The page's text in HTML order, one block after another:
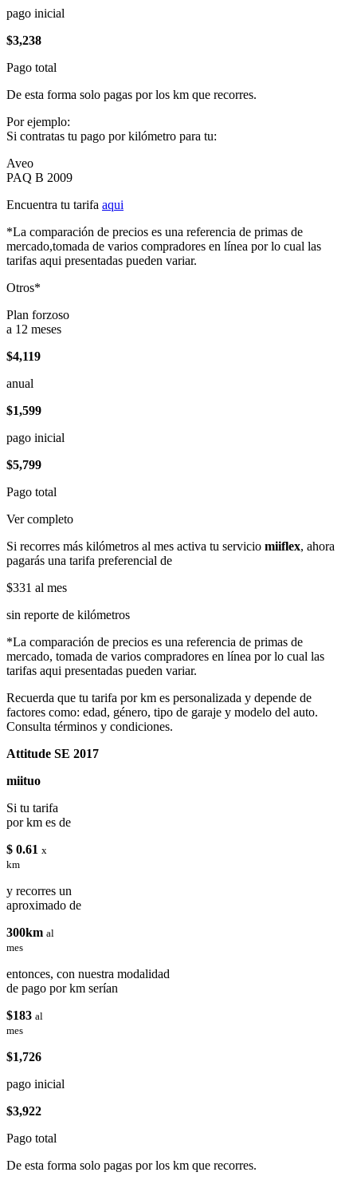
pago inicial
$3,238
Pago total
De esta forma solo pagas por los km que recorres.
Por ejemplo:
Si contratas tu pago por kilómetro para tu:
Aveo
PAQ B 2009
Encuentra tu tarifa aqui
*La comparación de precios es una referencia de primas de
mercado,tomada de varios compradores en línea por lo cual las
tarifas aqui presentadas pueden variar.
Otros*
Plan forzoso
a 12 meses
$4,119
anual
$1,599
pago inicial
$5,799
Pago total
Ver completo
Si recorres más kilómetros al mes activa tu servicio miiflex, ahora
pagarás una tarifa preferencial de
$331 al mes
sin reporte de kilómetros
*La comparación de precios es una referencia de primas de
mercado, tomada de varios compradores en línea por lo cual las
tarifas aqui presentadas pueden variar.
Recuerda que tu tarifa por km es personalizada y depende de
factores como: edad, género, tipo de garaje y modelo del auto.
Consulta términos y condiciones.
Attitude SE 2017
miituo
Si tu tarifa
por km es de
$ 0.61 x
km
y recorres un
aproximado de
300km al
mes
entonces, con nuestra modalidad
de pago por km serían
$183 al
mes
$1,726
pago inicial
$3,922
Pago total
De esta forma solo pagas por los km que recorres.